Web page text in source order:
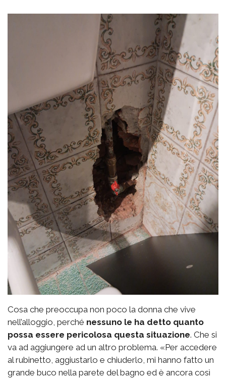
Cosa che preoccupa non poco la donna che vive
nell’alloggio, perché nessuno le ha detto quanto
possa essere pericolosa questa situazione. Che si
va ad aggiungere ad un altro problema. «Per accedere
al rubinetto, aggiustarlo e chiuderlo, mi hanno fatto un
grande buco nella parete del bagno ed è ancora così